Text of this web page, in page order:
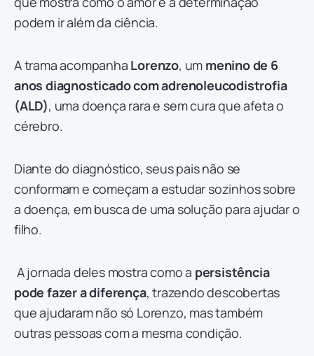
podem ir além da ciência.
A trama acompanha Lorenzo, um menino de 6
anos diagnosticado com adrenoleucodistrofia
(ALD), uma doença rara e sem cura que afeta o
cérebro.
Diante do diagnóstico, seus pais não se
conformam e começam a estudar sozinhos sobre
a doença, em busca de uma solução para ajudar o
filho.
A jornada deles mostra como a persistência
pode fazer a diferença, trazendo descobertas
que ajudaram não só Lorenzo, mas também
outras pessoas com a mesma condição.